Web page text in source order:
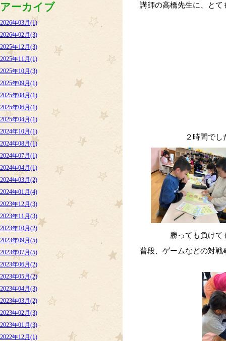
講師の高橋先生に、と
２時間で
勝っても負けて
普段、ゲームなどの対
アーカイブ
2026年03月(1)
2026年02月(3)
2025年12月(3)
2025年11月(1)
2025年10月(3)
2025年09月(1)
2025年08月(1)
2025年06月(1)
2025年04月(1)
2024年10月(1)
2024年08月(1)
2024年07月(1)
2024年04月(1)
2024年03月(2)
2024年01月(4)
2023年12月(3)
2023年11月(3)
2023年10月(2)
2023年09月(5)
2023年07月(5)
2023年06月(2)
2023年05月(2)
2023年04月(3)
2023年03月(2)
2023年02月(3)
2023年01月(3)
2022年12月(1)